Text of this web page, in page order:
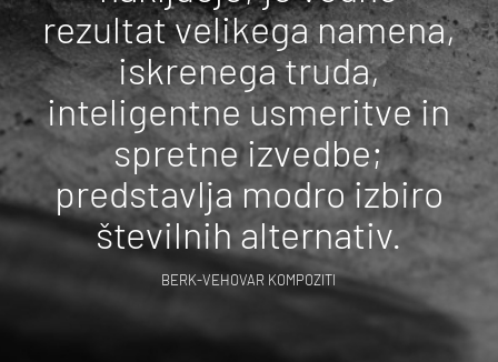
rezultat velikega namena,
iskrenega truda,
inteligentne usmeritve in
spretne izvedbe;
predstavlja modro izbiro
številnih alternativ.
BERK-VEHOVAR KOMPOZITI